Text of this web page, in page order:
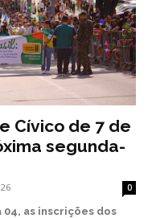
Cívico de 7 de
segunda-
0
as inscrições dos